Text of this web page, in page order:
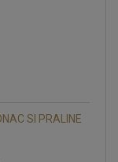
SI PRALINE